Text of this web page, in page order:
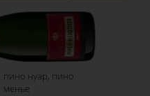
пино нуар, пино
менье